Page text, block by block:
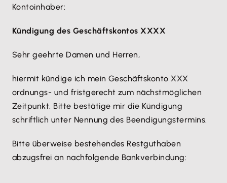
Kontoinhaber:
Kündigung des Geschäftskontos XXXX
Sehr geehrte Damen und Herren,
hiermit kündige ich mein Geschäftskonto XXX
ordnungs- und fristgerecht zum nächstmöglichen
Zeitpunkt. Bitte bestätige mir die Kündigung
schriftlich unter Nennung des Beendigungstermins.
Bitte überweise bestehendes Restguthaben
abzugsfrei an nachfolgende Bankverbindung: